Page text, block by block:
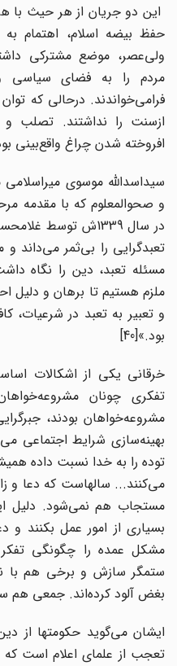
این دو جریان از هر حیث با هم
حفظ بیضه اسلام، اهتمام به
ولی‌عصر، موضع مشترکی
مردم را به فضای سیاسی و
فرامی‌خواندند. درحالی که توان
ازسنت را نداشتند. تصلب و
افروخته شدن چراغ واقع‌بینی بود.
سیداسدالله موسوی میراسلامی
و صحوالمعلوم که با مقدمه
در سال 1339ش توسط
تعبدگرایی را بی‌ثمر می‌داند و
مسئله تعبد، دین را نگاه
ملزم هستیم تا برهان و دلیل
و تعبیر به تعبد در شرعیات،
بود.»[40]
خرقانی یکی از اشکالات
تفکری چونان
مشروعه‌خواهان بودند،
بهینه‌سازی شرایط اجتماعی
توده را به خدا نسبت داده
می‌کنند... سالهاست که دعا و
مستجاب هم نمی‌شود. دلیل
مشکل عمده را چگونگی تفکر
ستمگر سازش و برخی هم با
بغض آلود کرده‌اند. جمعی هم
ایشان می‌گوید حکومتها از دین
تعجب از علمای اعلام است که